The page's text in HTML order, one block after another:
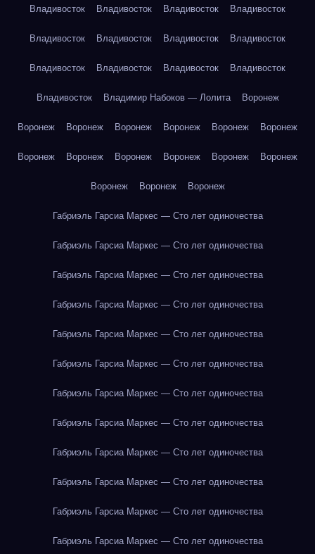
Владивосток Владивосток Владивосток Владивосток
Владивосток Владивосток Владивосток Владивосток
Владивосток Владивосток Владивосток Владивосток
Владивосток Владимир Набоков — Лолита Воронеж
Воронеж Воронеж Воронеж Воронеж Воронеж Воронеж
Воронеж Воронеж Воронеж Воронеж Воронеж Воронеж
Воронеж Воронеж Воронеж
Габриэль Гарсиа Маркес — Сто лет одиночества
Габриэль Гарсиа Маркес — Сто лет одиночества
Габриэль Гарсиа Маркес — Сто лет одиночества
Габриэль Гарсиа Маркес — Сто лет одиночества
Габриэль Гарсиа Маркес — Сто лет одиночества
Габриэль Гарсиа Маркес — Сто лет одиночества
Габриэль Гарсиа Маркес — Сто лет одиночества
Габриэль Гарсиа Маркес — Сто лет одиночества
Габриэль Гарсиа Маркес — Сто лет одиночества
Габриэль Гарсиа Маркес — Сто лет одиночества
Габриэль Гарсиа Маркес — Сто лет одиночества
Габриэль Гарсиа Маркес — Сто лет одиночества